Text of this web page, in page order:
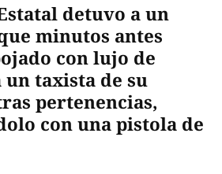
detuvo a un
minutos antes
con lujo de
taxista de su
pertenencias,
con una pistola de